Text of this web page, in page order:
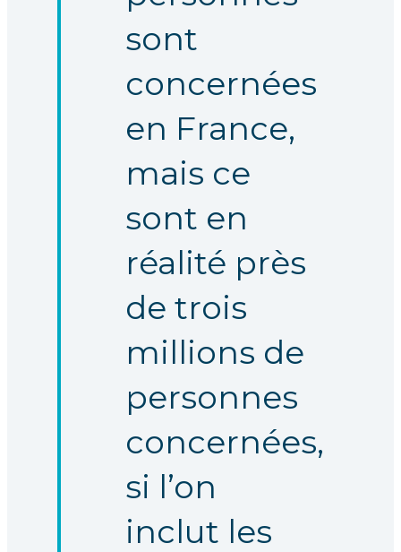
sont
concernées
en France,
mais ce
sont en
réalité près
de trois
millions de
personnes
concernées,
si l’on
inclut les